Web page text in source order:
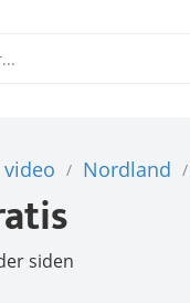
video / Nordland /
siden